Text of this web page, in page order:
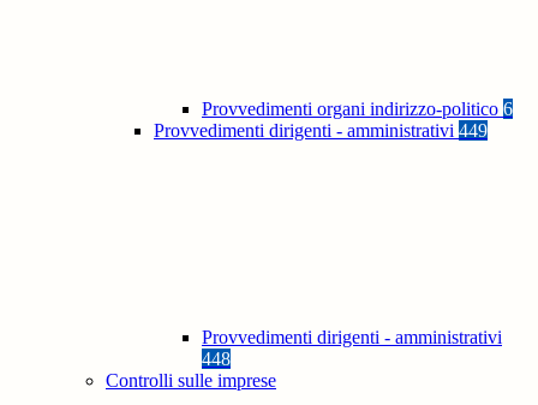
Provvedimenti organi indirizzo-politico 6
Provvedimenti dirigenti - amministrativi 449
Provvedimenti dirigenti - amministrativi
448
Controlli sulle imprese